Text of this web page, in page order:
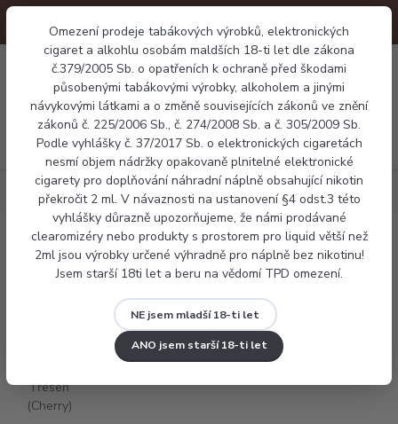
Omezení prodeje tabákových výrobků, elektronických
cigaret a alkohlu osobám maldších 18-ti let dle zákona
č.379/2005 Sb. o opatřeních k ochraně před škodami
působenými tabákovými výrobky, alkoholem a jinými
návykovými látkami a o změně souvisejících zákonů ve znění
zákonů č. 225/2006 Sb., č. 274/2008 Sb. a č. 305/2009 Sb.
Podle vyhlášky č. 37/2017 Sb. o elektronických cigaretách
nesmí objem nádržky opakovaně plnitelné elektronické
cigarety pro doplňování náhradní náplně obsahující nikotin
překročit 2 ml. V návaznosti na ustanovení §4 odst.3 této
vyhlášky důrazně upozorňujeme, že námi prodávané
clearomizéry nebo produkty s prostorem pro liquid větší než
2ml jsou výrobky určené výhradně pro náplně bez nikotinu!
Jsem starší 18ti let a beru na vědomí TPD omezení.
NE jsem mladší 18-ti let
ANO jsem starší 18-ti let
Menu
0 Kč
Náplně Ovocné Dreamix - Třešeň (Cherry)
Dreamix - Třešeň (Cherry)